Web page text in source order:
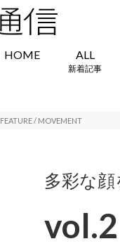
HOME ALL
新着記事
FEATURE / MOVEMENT
多彩な